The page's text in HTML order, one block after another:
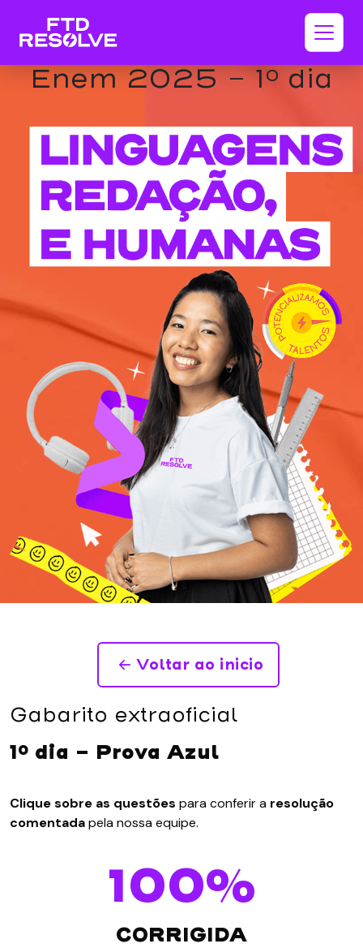
Enem 2025 - 1º dia
Voltar ao inicio
Gabarito extraoficial
1º dia - Prova Azul
Clique sobre as questões para conferir a resolução
comentadapela nossa equipe.
100%
CORRIGIDA